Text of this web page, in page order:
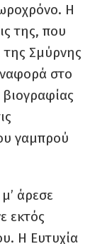
Η
της, που
της Σμύρνης
στο
βιογραφίας
γαμπρού
άρεσε
εκτός
Η Ευτυχία